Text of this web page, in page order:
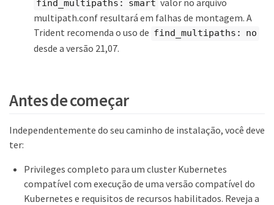
find_multipaths: smart
multipath.conf resultará em falhas de montagem. A
Trident recomenda o uso de find_multipaths: no
desde a versão 21,07.
Antes de começar
Independentemente do seu caminho de instalação, você deve
ter:
Privileges completo para um cluster Kubernetes
compatível com execução de uma versão compatível do
Kubernetes e requisitos de recursos habilitados. Reveja a